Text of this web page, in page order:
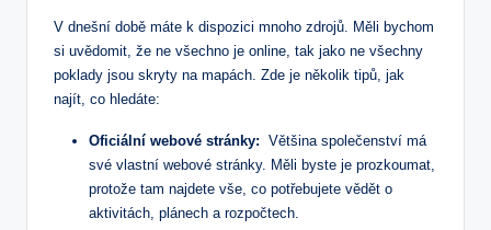
V dnešní době máte k dispozici mnoho zdrojů. ⁣Měli‌ bychom
si uvědomit, že ne všechno je online, tak ⁤jako ne všechny
poklady jsou skryty na mapách. Zde je několik ⁣tipů, jak
⁢najít,​ co hledáte:
Oficiální webové stránky: ⁣ Většina společenství má
své vlastní webové⁢ stránky. Měli byste je ⁢prozkoumat,
protože tam najdete vše, co potřebujete⁢ vědět o
aktivitách, plánech⁣ a⁤ rozpočtech.